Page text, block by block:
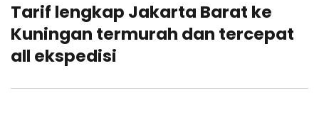
Next
post:
Tarif lengkap Jakarta Barat ke
Kuningan termurah dan tercepat
all ekspedisi